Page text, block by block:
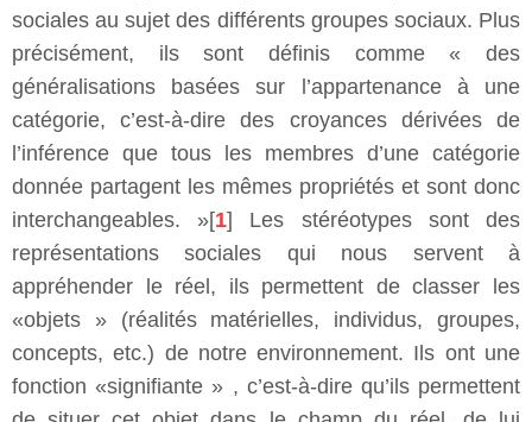
sociales au sujet des différents groupes sociaux. Plus
précisément, ils sont définis comme « des
généralisations basées sur l’appartenance à une
catégorie, c’est-à-dire des croyances dérivées de
l’inférence que tous les membres d’une catégorie
donnée partagent les mêmes propriétés et sont donc
interchangeables. »[1] Les stéréotypes sont des
représentations sociales qui nous servent à
appréhender le réel, ils permettent de classer les
«objets » (réalités matérielles, individus, groupes,
concepts, etc.) de notre environnement. Ils ont une
fonction «signifiante » , c’est-à-dire qu’ils permettent